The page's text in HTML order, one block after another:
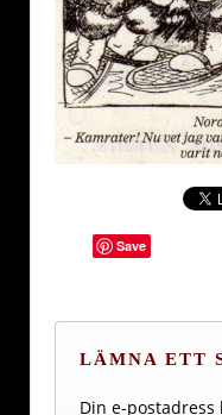
Save
LÄMNA ETT
Din e-